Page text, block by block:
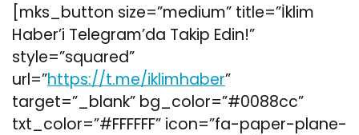
[mks_button size=”medium” title=”İklim
Haber’i Telegram’da Takip Edin!”
style=”squared”
url=”https://t.me/iklimhaber”
target=”_blank” bg_color=”#0088cc”
txt_color=”#FFFFFF” icon=”fa-paper-plane-